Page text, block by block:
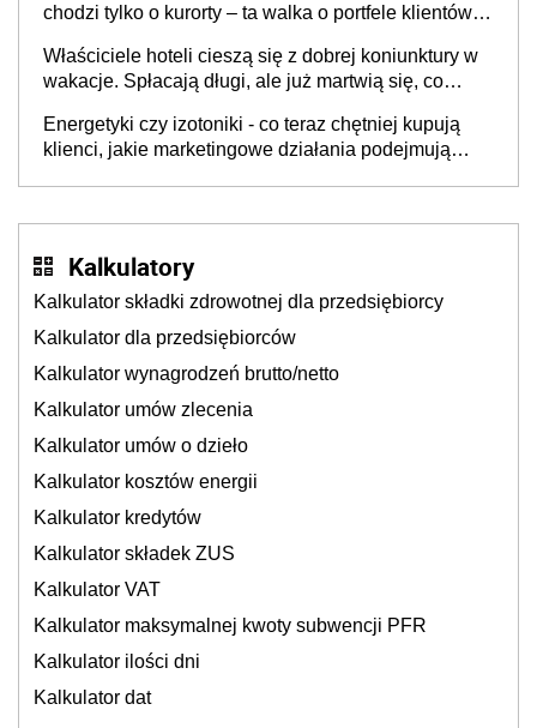
chodzi tylko o kurorty – ta walka o portfele klientów
cichu
Właściciele hoteli cieszą się z dobrej koniunktury w
wakacje. Spłacają długi, ale już martwią się, co
Energetyki czy izotoniki - co teraz chętniej kupują
klienci, jakie marketingowe działania podejmują
Kalkulatory
Kalkulator składki zdrowotnej dla przedsiębiorcy
Kalkulator dla przedsiębiorców
Kalkulator wynagrodzeń brutto/netto
Kalkulator umów zlecenia
Kalkulator umów o dzieło
Kalkulator kosztów energii
Kalkulator kredytów
Kalkulator składek ZUS
Kalkulator VAT
Kalkulator maksymalnej kwoty subwencji PFR
Kalkulator ilości dni
Kalkulator dat